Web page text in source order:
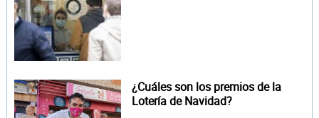
¿Cuáles son los premios de la
Lotería de Navidad?